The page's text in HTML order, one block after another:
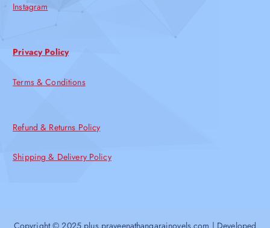
Instagram
Privacy Policy
Terms & Conditions
Refund & Returns Policy
Shipping & Delivery Policy
Copyright © 2025 plus.praveenathangarajnovels.com | Developed